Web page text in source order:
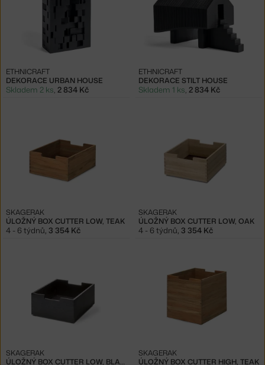
DEKORACE URBAN HOUSE
ETHNICRAFT
Skladem 2 ks, 2 834 Kč
DEKORACE STILT HOUSE
ETHNICRAFT
Skladem 1 ks, 2 834 Kč
ÚLOŽNÝ BOX CUTTER LOW, TEAK
SKAGERAK
4 - 6 týdnů, 3 354 Kč
ÚLOŽNÝ BOX CUTTER LOW, OAK
SKAGERAK
4 - 6 týdnů, 3 354 Kč
ÚLOŽNÝ BOX CUTTER LOW, BLACK OAK
SKAGERAK
ÚLOŽNÝ BOX CUTTER HIGH, TEAK
SKAGERAK